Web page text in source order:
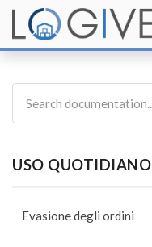
USO QUOTIDIANO
Evasione degli ordini